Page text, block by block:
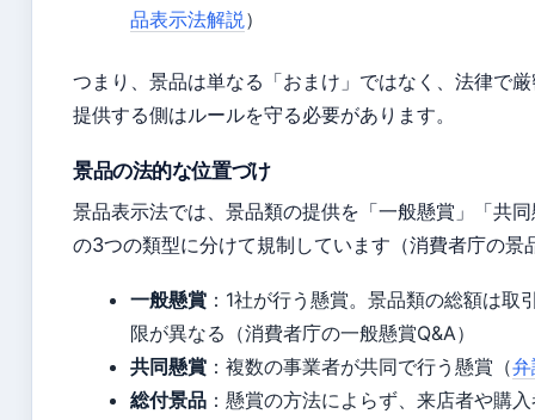
品表示法解説）
つまり、景品は単なる「おまけ」ではなく、法律で
提供する側はルールを守る必要があります。
景品の法的な位置づけ
景品表示法では、景品類の提供を「一般懸賞」「共
の3つの類型に分けて規制しています（消費者庁の景
一般懸賞 ：1社が行う懸賞。景品類の総額は
限が異なる（消費者庁の一般懸賞Q&A）
共同懸賞 ：複数の事業者が共同で行う懸賞（
総付景品 ：懸賞の方法によらず、来店者や購